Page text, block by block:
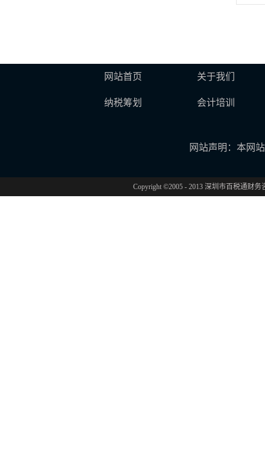
网站首页 关于我们
纳税筹划 会计培训
网站声明：本网
Copyright ©2005 - 2013 深圳市百税通财务